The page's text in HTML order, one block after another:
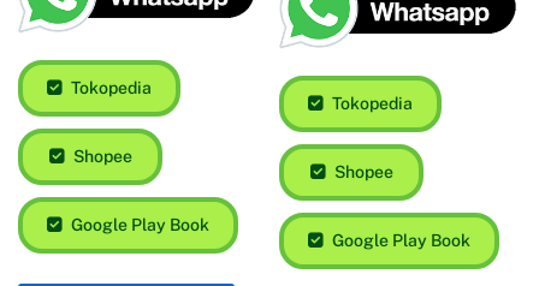
Tokopedia
Shopee
Google Play Book
Tokopedia
Shopee
Google Play Book